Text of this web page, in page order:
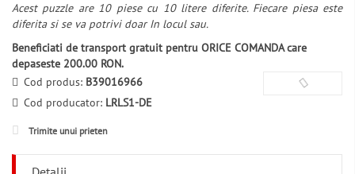
Acest puzzle are 10 piese cu 10 litere diferite. Fiecare piesa este
diferita si se va potrivi doar In locul sau.
Beneficiati de transport gratuit pentru ORICE COMANDA care
depaseste 200.00 RON.
Cod produs: B39016966
Cod producator: LRLS1-DE
Trimite unui prieten